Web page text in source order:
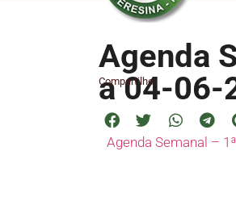
Agenda
a 04-06-
Compartilhe!
Agenda Semanal –